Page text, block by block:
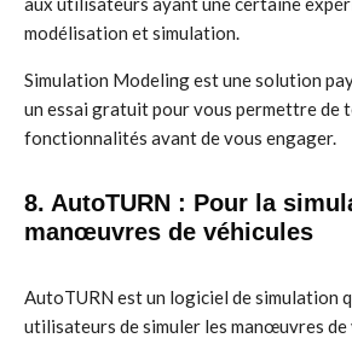
modélisation et simulation.
Simulation Modeling est une solution
un essai gratuit pour vous permettre de
fonctionnalités avant de vous engager.
8. AutoTURN : Pour la
manœuvres de véhicules
AutoTURN est un logiciel de simulation
utilisateurs de simuler les manœuvres de